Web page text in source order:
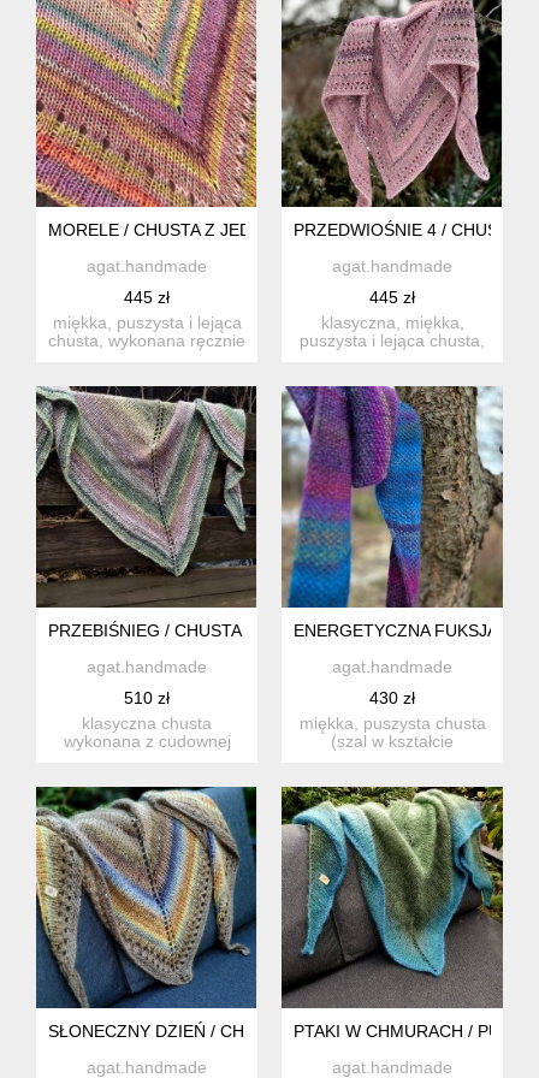
MORELE / CHUSTA Z JEDWABIEM
agat.handmade
445 zł
miękka, puszysta i lejąca
chusta, wykonana ręcznie
PRZEDWIOŚNIE 4 / CHUSTA Z
agat.handmade
445 zł
klasyczna, miękka,
puszysta i lejąca chusta,
PRZEBIŚNIEG / CHUSTA Z NORO
agat.handmade
510 zł
klasyczna chusta
wykonana z cudownej
ENERGETYCZNA FUKSJA /
agat.handmade
430 zł
miękka, puszysta chusta
(szal w kształcie
SŁONECZNY DZIEŃ / CHUSTA Z NORO
agat.handmade
PTAKI W CHMURACH /
agat.handmade